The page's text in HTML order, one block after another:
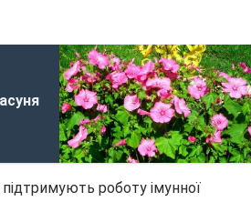
роботу імунної